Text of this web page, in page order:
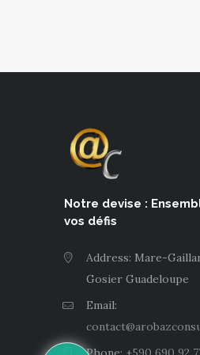
Notre devise :
vos défis
Address: Mare-
Gosier Guadeloupe
Email: